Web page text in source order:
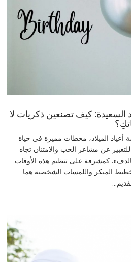
السعيدة: كيف تصنعين ذكريات لا
أعياد الميلاد، محطات مميزة في حياة
عن مشاعر الحب والامتنان تجاه
كمشرفة على تنظيم هذه الأوقات
المبكر واللمسات الشخصية هما